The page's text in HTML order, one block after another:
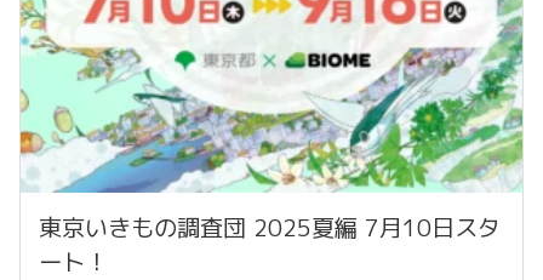
東京いきもの調査団 2025夏編 7月10日スタ
ート！